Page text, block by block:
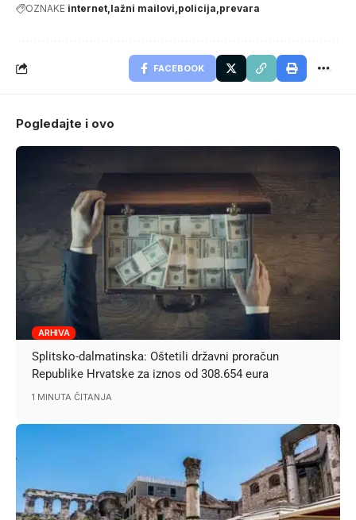
OZNAKE internet lažni mailovi policija prevara
FACEBOOK
Pogledajte i ovo
ARHIVA
Splitsko-dalmatinska: Oštetili državni proračun
Republike Hrvatske za iznos od 308.654 eura
1 MINUTA ČITANJA